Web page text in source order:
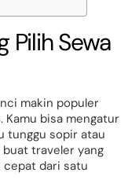
Pilih Sewa
makin populer
Kamu bisa mengatur
tunggu sopir atau
traveler yang
cepat dari satu